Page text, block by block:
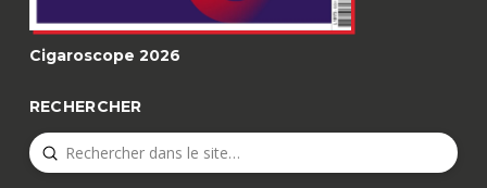
Cigaroscope 2026
RECHERCHER
Search
Submit